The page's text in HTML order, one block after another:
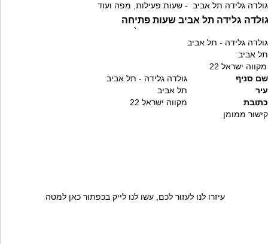
גולדה גלידה תל אביב - שעות פעילות, מפה ועוד
גלידה תל אביב שעות פתיחה
`
גולדה גלידה - תל אביב
תל אביב
מקווה ישראל 22
שם סניף
גולדה גלידה - תל אביב
עיר
תל אביב
כתובת
מקווה ישראל 22
קישור ממומן
עיזרו לנו לעזור לכם, עשו לנו לייק בכפתור כאן למטה